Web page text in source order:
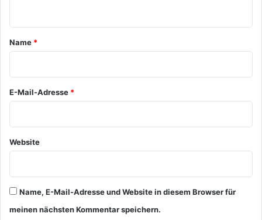
a
*
Name *
E-Mail-Adresse *
Website
Name, E-Mail-Adresse und Website in diesem Browser für
meinen nächsten Kommentar speichern.